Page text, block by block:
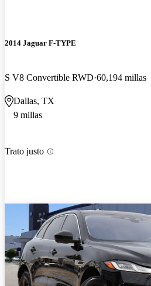
2014 Jaguar F-TYPE
S V8 Convertible RWD 60,194 millas
Dallas, TX
9 millas
Trato justo